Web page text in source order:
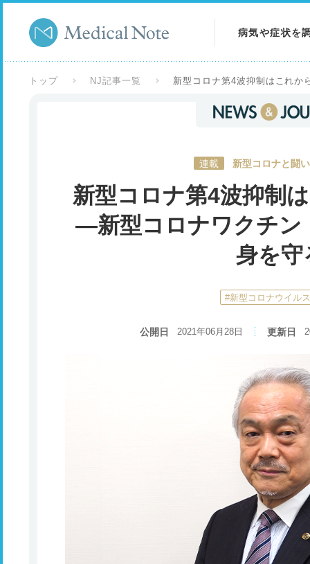
病気や症状を
症状を調べる
トップ NJ記事一覧 新型コロナ第4波抑制はこれか
連載 新型コロナと闘
新型コロナ第4波抑制
―新型コロナワクチン
身を守
#新型コロナウイル
公開日 2021年06月28日 更新日